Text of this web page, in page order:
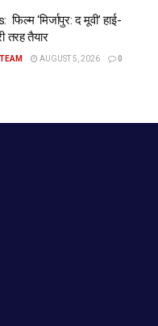
‘मिर्जापुर: द मूवी’ हाई-
तरह तैयार
AUGUST 5, 2026 0